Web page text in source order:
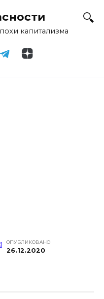
капитализма
ОПУБЛИКОВАНО
26.12.2020